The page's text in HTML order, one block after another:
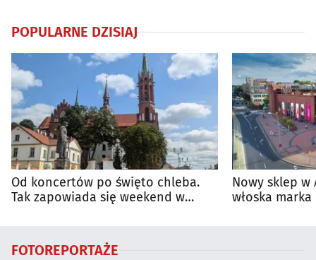
POPULARNE DZISIAJ
Od koncertów po święto chleba.
Tak zapowiada się weekend w
Nowy sklep w
włoska
FOTOREPORTAŻE